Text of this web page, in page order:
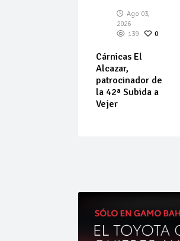
Ago 03,
2026
139
0
Cárnicas El
Alcazar,
patrocinador de
la 42ª Subida a
Vejer